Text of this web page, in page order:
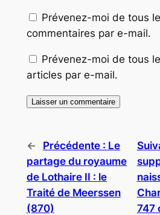
Prévenez-moi de tous
commentaires par e-mail.
Prévenez-moi de tous
articles par e-mail.
← Précédente : Le
partage du royaume
de Lothaire II : le
Traité de Meerssen
(870)
747